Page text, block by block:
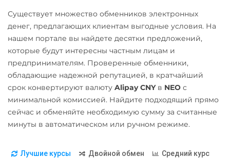
Pol (ex-MATIC)
Qtum
Ravencoin (RVN)
Ripple (XRP)
Shib
ПУМБ UAH
Райффайзен
РНКБ RUB
Росбанк RUB
Россельхоз банк RUB
Uniswap (UNI)
ERC20
USD Coin (USDC)
ERC20 BEP20
Polygon
ARB
OP
BASE
Utopia USD (UUSD)
VeChain (VET)
Альфа-Банк
Беларусбанк BYN
ВТБ Банк RUB
Газпромбанк RUB
Евразийский Банк KZT
ЕРИП Расчет BYN
Существует множество обменников электронных
денег, предлагающих клиентам выгодные условия. На
нашем портале вы найдете десятки предложений,
которые будут интересны частным лицам и
предпринимателям. Проверенные обменники,
обладающие надежной репутацией, в кратчайший
срок конвертируют валюту Alipay CNYв NEO с
минимальной комиссией. Найдите подходящий прямо
сейчас и обменяйте необходимую сумму за считанные
минуты в автоматическом или ручном режиме.
Лучшие курсы Двойной обмен Средний курс